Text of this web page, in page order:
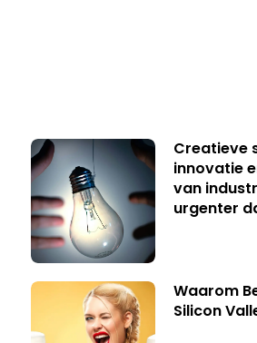
Creatieve
innovatie
van
urgenter
Waarom
Silicon